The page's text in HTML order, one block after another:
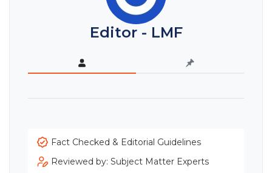
Editor - LMF
Fact Checked & Editorial Guidelines
Reviewed by: Subject Matter Experts